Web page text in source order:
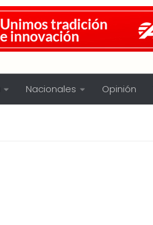
Nacionales Opinión